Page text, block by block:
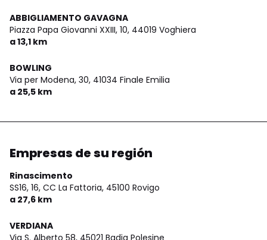
ABBIGLIAMENTO GAVAGNA
Piazza Papa Giovanni XXIII, 10, 44019 Voghiera
a 13,1 km
BOWLING
Via per Modena, 30, 41034 Finale Emilia
a 25,5 km
Empresas de su región
Rinascimento
SS16, 16, CC La Fattoria, 45100 Rovigo
a 27,6 km
VERDIANA
Via S. Alberto 58, 45021 Badia Polesine